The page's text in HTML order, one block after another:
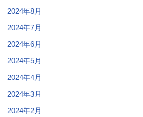
2024年8月
2024年7月
2024年6月
2024年5月
2024年4月
2024年3月
2024年2月